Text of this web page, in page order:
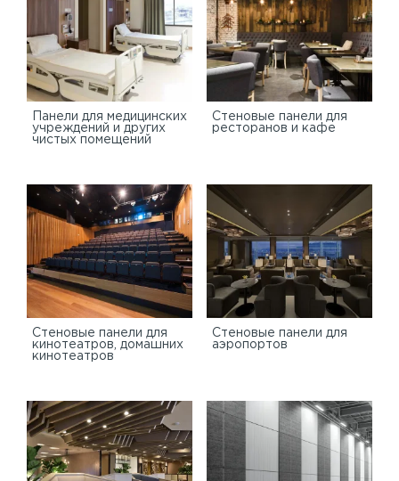
Панели для медицинских
учреждений и других
чистых помещений
Стеновые панели для
ресторанов и кафе
Стеновые панели для
кинотеатров, домашних
кинотеатров
Стеновые панели для
аэропортов